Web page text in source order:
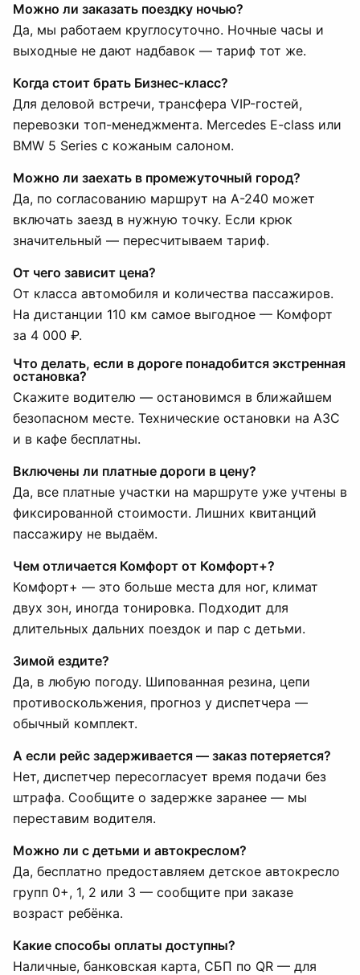
Можно ли заказать поездку ночью?
Да, мы работаем круглосуточно. Ночные часы и
выходные не дают надбавок — тариф тот же.
Когда стоит брать Бизнес-класс?
Для деловой встречи, трансфера VIP-гостей,
перевозки топ-менеджмента. Mercedes E-class или
BMW 5 Series с кожаным салоном.
Можно ли заехать в промежуточный город?
Да, по согласованию маршрут на А-240 может
включать заезд в нужную точку. Если крюк
значительный — пересчитываем тариф.
От чего зависит цена?
От класса автомобиля и количества пассажиров.
На дистанции 110 км самое выгодное — Комфорт
за 4 000 ₽.
Что делать, если в дороге понадобится экстренная
остановка?
Скажите водителю — остановимся в ближайшем
безопасном месте. Технические остановки на АЗС
и в кафе бесплатны.
Включены ли платные дороги в цену?
Да, все платные участки на маршруте уже учтены в
фиксированной стоимости. Лишних квитанций
пассажиру не выдаём.
Чем отличается Комфорт от Комфорт+?
Комфорт+ — это больше места для ног, климат
двух зон, иногда тонировка. Подходит для
длительных дальних поездок и пар с детьми.
Зимой ездите?
Да, в любую погоду. Шипованная резина, цепи
противоскольжения, прогноз у диспетчера —
обычный комплект.
А если рейс задерживается — заказ потеряется?
Нет, диспетчер пересогласует время подачи без
штрафа. Сообщите о задержке заранее — мы
переставим водителя.
Можно ли с детьми и автокреслом?
Да, бесплатно предоставляем детское автокресло
групп 0+, 1, 2 или 3 — сообщите при заказе
возраст ребёнка.
Какие способы оплаты доступны?
Наличные, банковская карта, СБП по QR — для